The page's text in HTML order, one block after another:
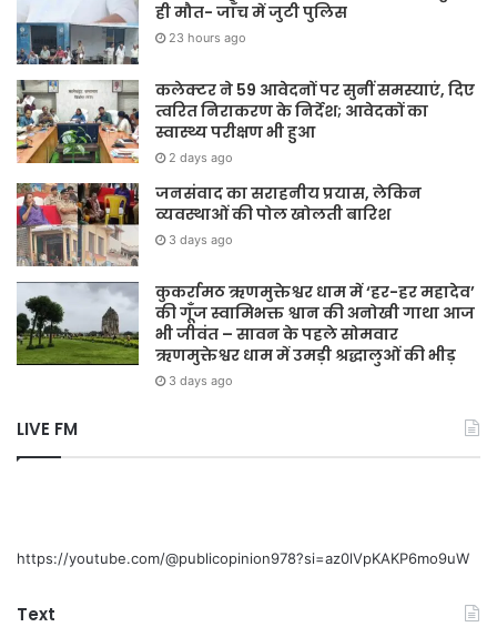
ही मौत- जाँच में जुटी पुलिस
23 hours ago
कलेक्टर ने 59 आवेदनों पर सुनीं समस्याएं, दिए
त्वरित निराकरण के निर्देश; आवेदकों का
स्वास्थ्य परीक्षण भी हुआ
2 days ago
जनसंवाद का सराहनीय प्रयास, लेकिन
व्यवस्थाओं की पोल खोलती बारिश
3 days ago
कुकर्रामठ ऋणमुक्तेश्वर धाम में ‘हर-हर महादेव’
की गूँज स्वामिभक्त श्वान की अनोखी गाथा आज
भी जीवंत – सावन के पहले सोमवार
ऋणमुक्तेश्वर धाम में उमड़ी श्रद्धालुओं की भीड़
3 days ago
LIVE FM
https://youtube.com/@publicopinion978?si=az0lVpKAKP6mo9uW
Text